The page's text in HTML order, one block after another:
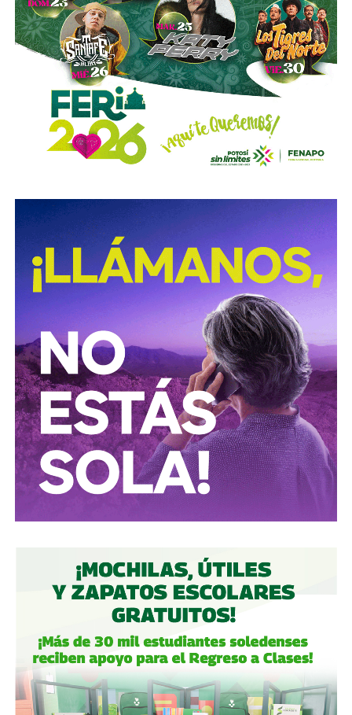
La diputada Sánchez López señaló que estas
disposiciones representan una medida preventiva
orientada a proteger la vida de las personas motociclistas,
disminuir la posibilidad de accidentes y reducir la
gravedad de las lesiones y fallecimientos derivados de
siniestros viales.
Con esta reforma, el Congreso del Estado fortalece las
acciones de prevención y seguridad vial, promoviendo una
motocicletas y motonetas en San Luis Potosí.
También lee:Deudores alimentarios podrían enfrentar
cárcel por ocultar bienes en SLP